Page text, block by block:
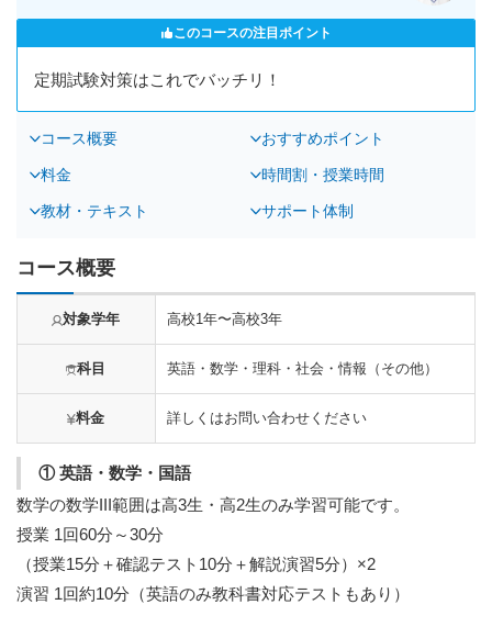
このコースの注目ポイント
定期試験対策はこれでバッチリ！
コース概要 おすすめポイント
料金 時間割・授業時間
教材・テキスト サポート体制
コース概要
対象学年 高校1年〜高校3年
科目 英語・数学・理科・社会・情報（その他）
料金 詳しくはお問い合わせください
① 英語・数学・国語
数学の数学III範囲は高3生・高2生のみ学習可能です。
授業 1回60分～30分
（授業15分＋確認テスト10分＋解説演習5分）×2
演習 1回約10分（英語のみ教科書対応テストもあり）